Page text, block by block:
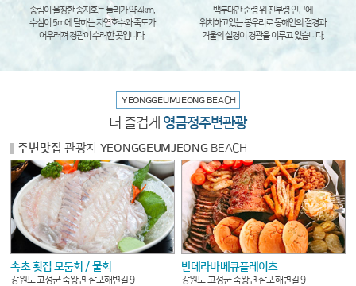
송림이 울창한 송지호는 둘리가 약 4km,
수심이 5m에 달하는 자연호수와 죽도가
어우러져 경관이 수려한 곳입니다.
백두대간 준령 위 진부령 인근에
위치하고있는 봉우리로 동해안의 절경과
겨울의 설경이 경관을 이루고 있습니다.
YEONGGEUMJEONGBEACH
더 즐겁게 영금정주변관광
주변맛집 관광지 YEONGGEUMJEONGBEACH
속초 횟집 모둠회 / 물회
강원도 고성군 죽왕면 삼포해변길 9
반데라바베큐플레이츠
강원도 고성군 죽왕면 삼포해변길 9